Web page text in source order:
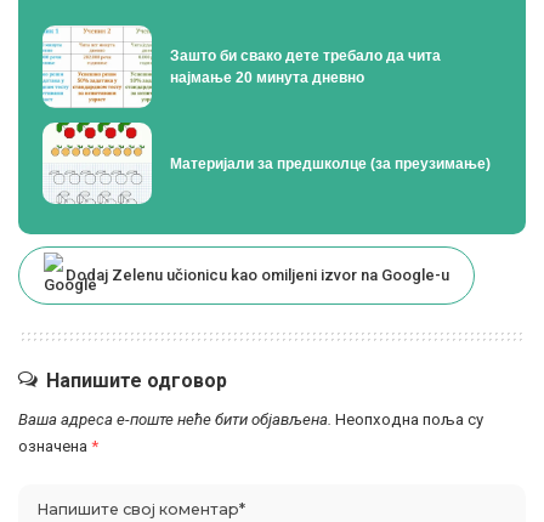
Зашто би свако дете требало да чита
најмање 20 минута дневно
Материјали за предшколце (за преузимање)
Dodaj Zelenu učionicu kao omiljeni izvor na Google-u
Напишите одговор
Ваша адреса е-поште неће бити објављена. Неопходна поља су
означена *